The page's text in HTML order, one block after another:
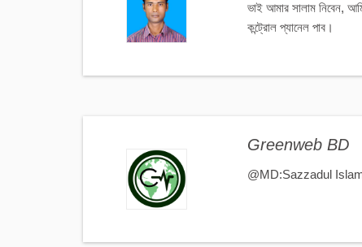
ভাই আমার সালাম নিবেন,
কন্ট্রোল প্যানেল পাব।
Greenweb BD
@MD:Sazzadul Islam